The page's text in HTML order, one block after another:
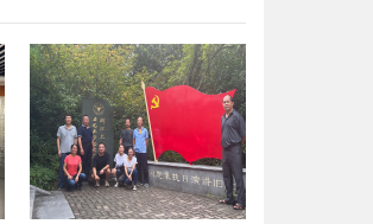
发酵与食品工程(108,109)
负责人：杨志坚